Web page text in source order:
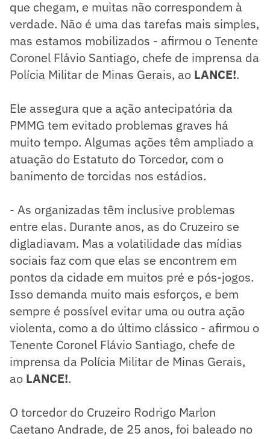
que chegam, e muitas não correspondem à
verdade. Não é uma das tarefas mais simples,
mas estamos mobilizados - afirmou o Tenente
Coronel Flávio Santiago, chefe de imprensa da
Polícia Militar de Minas Gerais, ao LANCE!.
Ele assegura que a ação antecipatória da
PMMG tem evitado problemas graves há
muito tempo. Algumas ações têm ampliado a
atuação do Estatuto do Torcedor, com o
banimento de torcidas nos estádios.
- As organizadas têm inclusive problemas
entre elas. Durante anos, as do Cruzeiro se
digladiavam. Mas a volatilidade das mídias
sociais faz com que elas se encontrem em
pontos da cidade em muitos pré e pós-jogos.
Isso demanda muito mais esforços, e bem
sempre é possível evitar uma ou outra ação
violenta, como a do último clássico - afirmou o
Tenente Coronel Flávio Santiago, chefe de
imprensa da Polícia Militar de Minas Gerais,
ao LANCE!.
O torcedor do Cruzeiro Rodrigo Marlon
Caetano Andrade, de 25 anos, foi baleado no